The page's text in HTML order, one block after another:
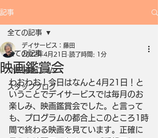
記事
全ての記事
介護保険コラム
スタッフブログ
全ての記事
映画鑑賞会
デイサービス：藤田
2022年4月21日 読了時間: 1分
わおわお！今日はなんと4月21日！と
いうことでデイサービスでは毎月のお
楽しみ、映画鑑賞会でした。と言って
も、プログラムの都合上このところ1時
間で終わる映画を見ています。正確に